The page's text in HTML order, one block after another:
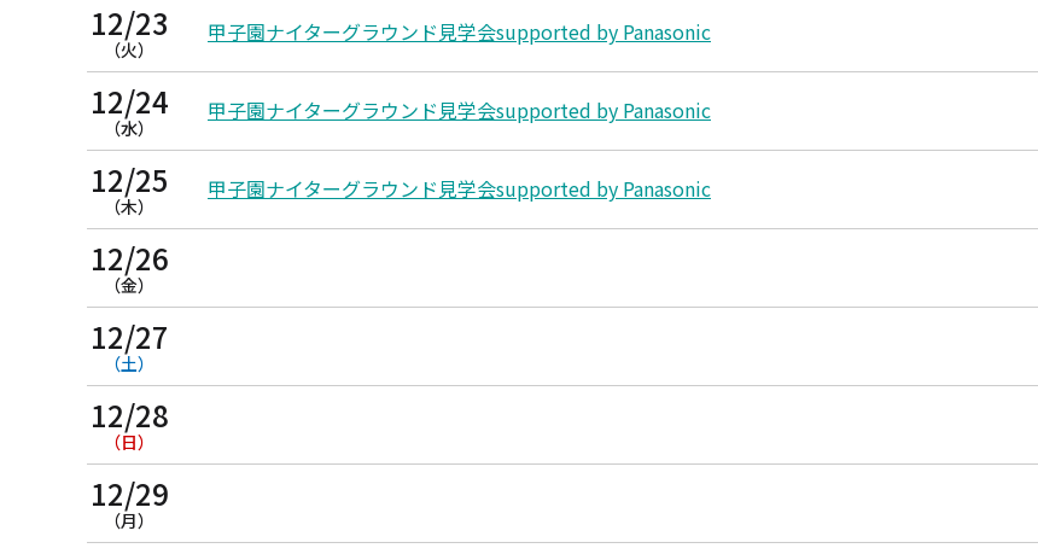
12/23
（火）
甲子園ナイターグラウンド見学会supported by Panasonic
12/24
（水）
甲子園ナイターグラウンド見学会supported by Panasonic
12/25
（木）
甲子園ナイターグラウンド見学会supported by Panasonic
12/26
（金）
12/27
（土）
12/28
（日）
12/29
（月）